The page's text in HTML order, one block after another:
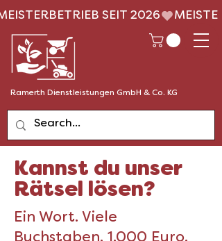
Ramerth Dienstleistungen GmbH & Co. KG
SEIT 2026
Kannst du unser
Rätsel lösen?
Ein Wort. Viele